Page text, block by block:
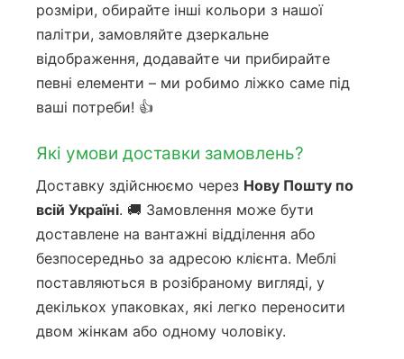
розміри, обирайте інші кольори з нашої
палітри, замовляйте дзеркальне
відображення, додавайте чи прибирайте
певні елементи – ми робимо ліжко саме під
ваші потреби! 👍
Які умови доставки замовлень?
Доставку здійснюємо через Нову Пошту по
всій Україні. 🚚 Замовлення може бути
доставлене на вантажні відділення або
безпосередньо за адресою клієнта. Меблі
поставляються в розібраному вигляді, у
декількох упаковках, які легко переносити
двом жінкам або одному чоловіку.